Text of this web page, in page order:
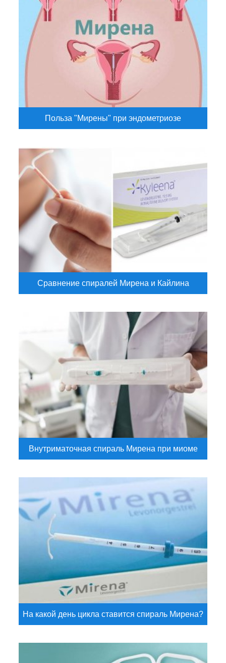
Польза "Мирены" при эндометриозе
Сравнение спиралей Мирена и Кайлина
Внутриматочная спираль Мирена при миоме
На какой день цикла ставится спираль Мирена?